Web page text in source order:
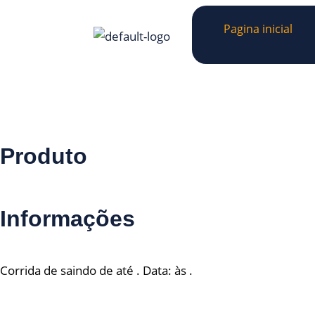
Pagina inicial
Produto
Informações
Corrida de saindo de até . Data: às .